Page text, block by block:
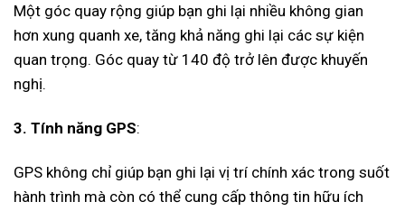
Một góc quay rộng giúp bạn ghi lại nhiều không gian
hơn xung quanh xe, tăng khả năng ghi lại các sự kiện
quan trọng. Góc quay từ 140 độ trở lên được khuyến
nghị.
3. Tính năng GPS:
GPS không chỉ giúp bạn ghi lại vị trí chính xác trong suốt
hành trình mà còn có thể cung cấp thông tin hữu ích